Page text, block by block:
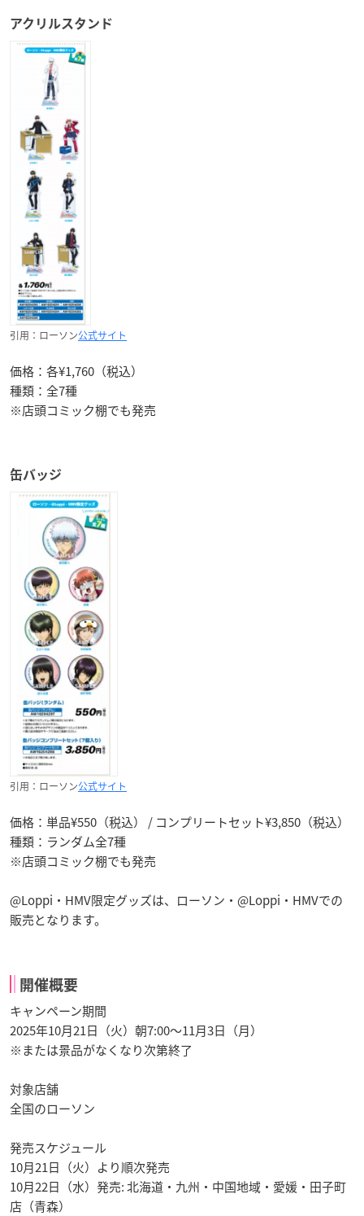
アクリルスタンド
引用：ローソン公式サイト
価格：各¥1,760（税込）
種類：全7種
※店頭コミック棚でも発売
缶バッジ
引用：ローソン公式サイト
価格：単品¥550（税込） / コンプリートセット¥3,850（税込）
種類：ランダム全7種
※店頭コミック棚でも発売
@Loppi・HMV限定グッズは、ローソン・@Loppi・HMVでの
販売となります。
開催概要
キャンペーン期間
2025年10月21日（火）朝7:00～11月3日（月）
※または景品がなくなり次第終了
対象店舗
全国のローソン
発売スケジュール
10月21日（火）より順次発売
10月22日（水）発売: 北海道・九州・中国地域・愛媛・田子町
店（青森）